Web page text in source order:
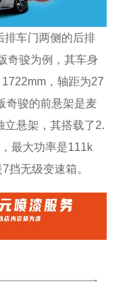
排车门两侧的后排
奇骏为例，其车身
，轴距为27
奇骏的前悬架是麦
立悬架，其搭载了2.
最大功率是111k
挡无级变速箱。